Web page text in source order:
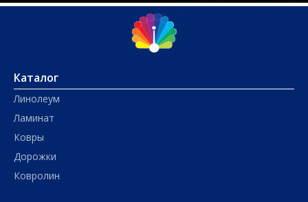
Каталог
Линолеум
Ламинат
Ковры
Дорожки
Ковролин